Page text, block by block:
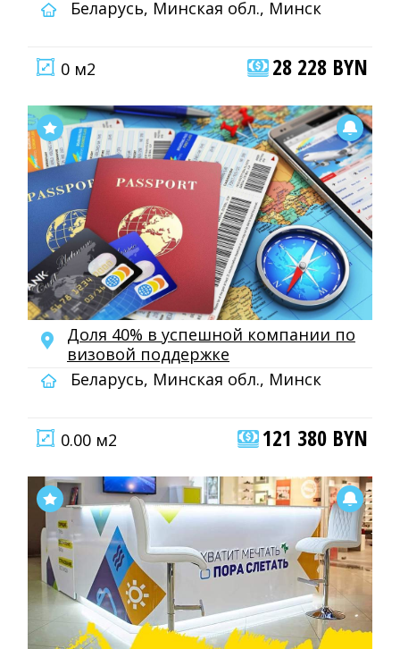
Беларусь, Минская обл., Минск
0 м2 28 228 BYN
Доля 40% в успешной компании по
визовой поддержке
Беларусь, Минская обл., Минск
0.00 м2 121 380 BYN